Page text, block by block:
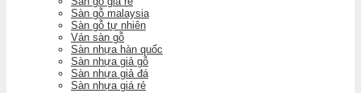
Sàn gỗ malaysia
Sàn gỗ tự nhiên
Ván sàn gỗ
Sàn nhựa hàn quốc
Sàn nhựa giả gỗ
Sàn nhựa giả đá
Sàn nhựa giá rẻ